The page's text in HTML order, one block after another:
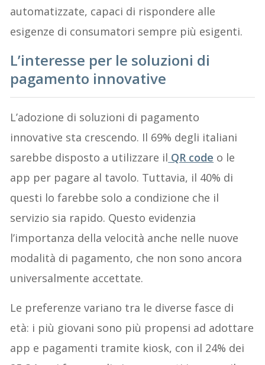
automatizzate, capaci di rispondere alle
esigenze di consumatori sempre più esigenti.
L’interesse per le soluzioni di
pagamento innovative
L’adozione di soluzioni di pagamento
innovative sta crescendo. Il 69% degli italiani
sarebbe disposto a utilizzare il QR code o le
app per pagare al tavolo. Tuttavia, il 40% di
questi lo farebbe solo a condizione che il
servizio sia rapido. Questo evidenzia
l’importanza della velocità anche nelle nuove
modalità di pagamento, che non sono ancora
universalmente accettate.
Le preferenze variano tra le diverse fasce di
età: i più giovani sono più propensi ad adottare
app e pagamenti tramite kiosk, con il 24% dei